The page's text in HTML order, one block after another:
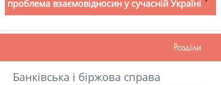
проблема взаємовідносин у сучасній Україні
Розділи
Банківська і біржова справа